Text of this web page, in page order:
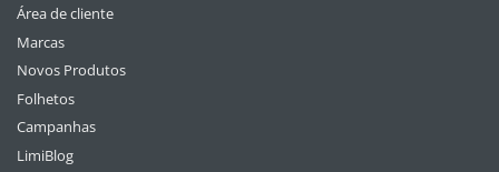
Área de cliente
Marcas
Novos Produtos
Folhetos
Campanhas
LimiBlog